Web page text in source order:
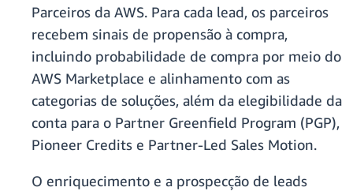
Parceiros da AWS. Para cada lead, os parceiros
recebem sinais de propensão à compra,
incluindo probabilidade de compra por meio do
AWS Marketplace e alinhamento com as
categorias de soluções, além da elegibilidade da
conta para o Partner Greenfield Program (PGP),
Pioneer Credits e Partner-Led Sales Motion.
O enriquecimento e a prospecção de leads